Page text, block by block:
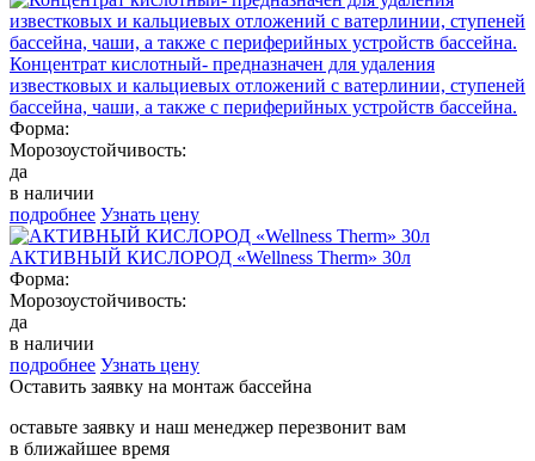
Концентрат кислотный- предназначен для удаления
известковых и кальциевых отложений с ватерлинии, ступеней
бассейна, чаши, а также с периферийных устройств бассейна.
Форма:
Морозоустойчивость:
да
в наличии
подробнее Узнать цену
АКТИВНЫЙ КИСЛОРОД «Wellness Therm» 30л
Форма:
Морозоустойчивость:
да
в наличии
подробнее Узнать цену
Оставить заявку на монтаж бассейна
оставьте заявку и наш менеджер перезвонит вам
в ближайшее время